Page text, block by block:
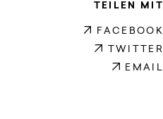
TEILEN MIT
FACEBOOK
TWITTER
EMAIL